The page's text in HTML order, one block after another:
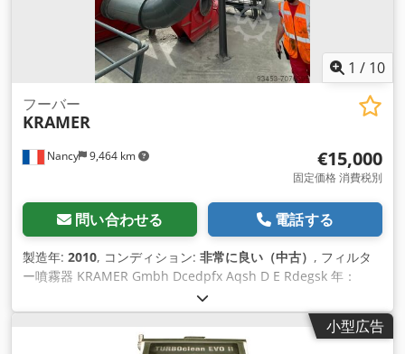
1 / 10
Nancy 9,464 km
フーバー
KRAMER
€15,000
固定価格 消費税別
問い合わせる 電話する
製造年: 2010, コンディション: 非常に良い（中古） , フィルタ
ー噴霧器 KRAMER Gmbh Dcedpfx Aqsh D E Rdegsk 年：
2010年 合計70 000 m3/h 各33 000 m3/hのフィルター2台で
別々に使用することも可能です。
小型広告